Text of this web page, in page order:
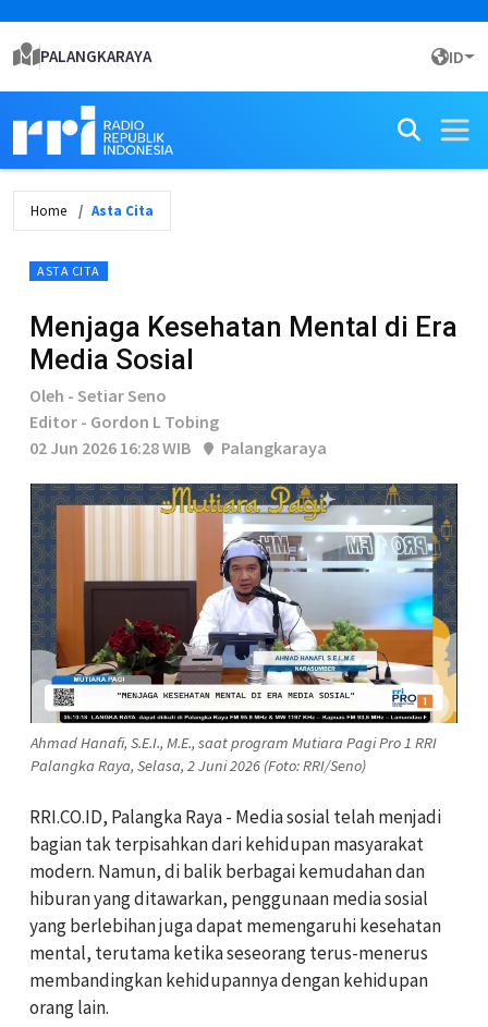
PALANGKARAYA ID
Home Asta Cita
ASTA CITA
Menjaga Kesehatan Mental di Era
Media Sosial
Oleh - Setiar Seno
Editor - Gordon L Tobing
02 Jun 2026 16:28 WIB
Palangkaraya
Ahmad Hanafi, S.E.I., M.E., saat program Mutiara Pagi Pro 1 RRI
Palangka Raya, Selasa, 2 Juni 2026 (Foto: RRI/Seno)
RRI.CO.ID, Palangka Raya - Media sosial telah menjadi
bagian tak terpisahkan dari kehidupan masyarakat
modern. Namun, di balik berbagai kemudahan dan
hiburan yang ditawarkan, penggunaan media sosial
yang berlebihan juga dapat memengaruhi kesehatan
mental, terutama ketika seseorang terus-menerus
membandingkan kehidupannya dengan kehidupan
orang lain.